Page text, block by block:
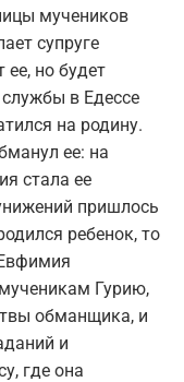
мучеников
супруге
ее, но будет
в Едессе
на родину.
ее: на
стала ее
пришлось
ребенок, то
Гурию,
обманщика, и
и
где она